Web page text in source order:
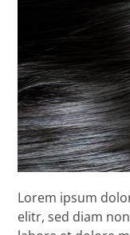
Lorem ipsum
elitr, sed diam